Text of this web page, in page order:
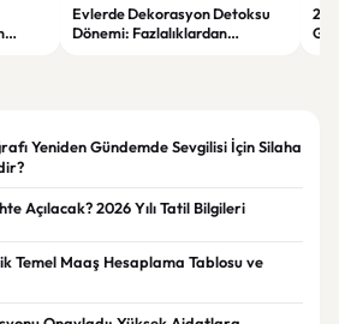
Evlerde Dekorasyon Detoksu
Dönemi: Fazlalıklardan
Yeniden Gündemde Sevgilisi İçin Silaha
Açılacak? 2026 Yılı Tatil Bilgileri
Temel Maaş Hesaplama Tablosu ve